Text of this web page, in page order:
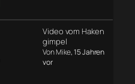
Video vom Haken
gimpel
Von Mike, 15 Jahren
vor